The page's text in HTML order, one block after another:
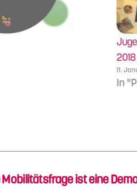
2018
11.
In
ist eine